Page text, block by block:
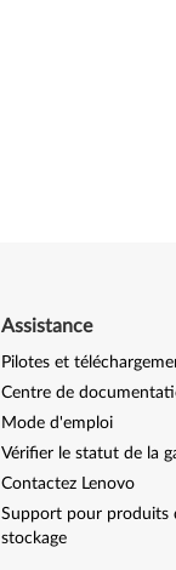
Assistance
Pilotes et
Centre de
Mode d'emploi
Vérifier le statut de la
Contactez Lenovo
Support pour produits
stockage